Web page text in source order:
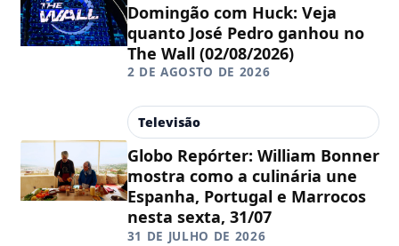
Domingão com Huck: Veja
quanto José Pedro ganhou no
The Wall (02/08/2026)
2 DE AGOSTO DE 2026
Televisão
Globo Repórter: William Bonner
mostra como a culinária une
Espanha, Portugal e Marrocos
nesta sexta, 31/07
31 DE JULHO DE 2026